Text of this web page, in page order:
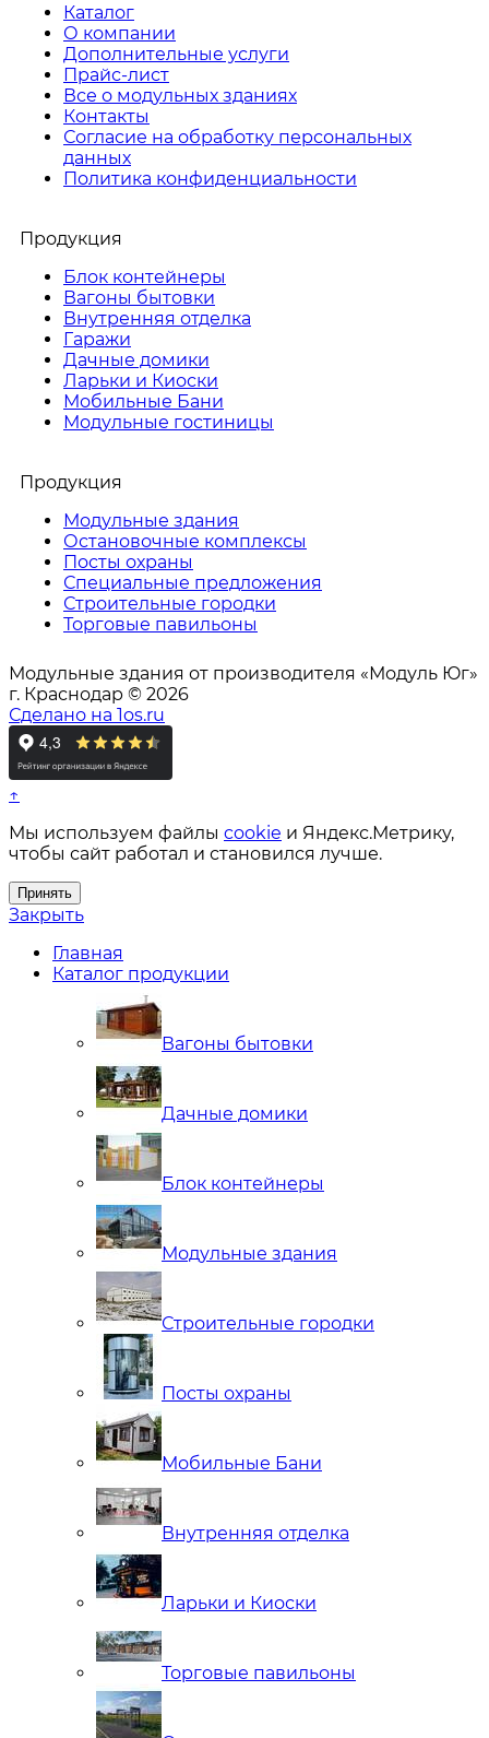
Каталог
О компании
Дополнительные услуги
Прайс-лист
Все о модульных зданиях
Контакты
Согласие на обработку персональных
данных
Политика конфиденциальности
Продукция
Блок контейнеры
Вагоны бытовки
Внутренняя отделка
Гаражи
Дачные домики
Ларьки и Киоски
Мобильные Бани
Модульные гостиницы
Продукция
Модульные здания
Остановочные комплексы
Посты охраны
Специальные предложения
Строительные городки
Торговые павильоны
Модульные здания от производителя «Модуль Юг»
г. Краснодар © 2026
Сделано на 1os.ru
↑
Мы используем файлы cookie и Яндекс.Метрику,
чтобы сайт работал и становился лучше.
Принять
Закрыть
Главная
Каталог продукции
Вагоны бытовки
Дачные домики
Блок контейнеры
Модульные здания
Строительные городки
Посты охраны
Мобильные Бани
Внутренняя отделка
Ларьки и Киоски
Торговые павильоны